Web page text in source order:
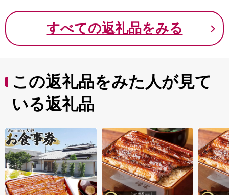
すべての返礼品をみる
この返礼品をみた人が見て
いる返礼品